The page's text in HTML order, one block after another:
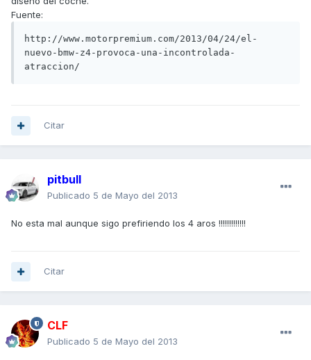
Fuente:
http://www.motorpremium.com/2013/04/24/el-
nuevo-bmw-z4-provoca-una-incontrolada-
atraccion/
Citar
pitbull
Publicado 5 de Mayo del 2013
No esta mal aunque sigo prefiriendo los 4 aros !!!!!!!!!!!!!
Citar
CLF
Publicado 5 de Mayo del 2013